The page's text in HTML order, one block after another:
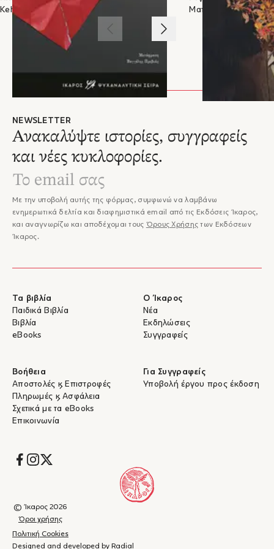
περιοδικού Διαβάζω για τη συλλογή του Χαιρετισμοί.
Keh-Ming Lin
Ματίνα Αποστόλου
NEWSLETTER
Ανακαλύψτε ιστορίες, συγγραφείς
και νέες κυκλοφορίες.
Με την υποβολή αυτής της φόρμας, συμφωνώ να λαμβάνω
ενημερωτικά δελτία και διαφημιστικά email από τις Εκδόσεις Ίκαρος,
και αναγνωρίζω και αποδέχομαι τους Όρους Χρήσης των Εκδόσεων
Ίκαρος.
Τα βιβλία
Παιδικά Βιβλία
Βιβλία
eBooks
Ο Ίκαρος
Νέα
Εκδηλώσεις
Συγγραφείς
Βοήθεια
Αποστολές & Επιστροφές
Πληρωμές & Ασφάλεια
Σχετικά με τα eBooks
Επικοινωνία
Για Συγγραφείς
Υποβολή έργου προς έκδοση
Socials
© Ίκαρος 2026
Όροι χρήσης
Πολιτική Cookies
Designed and developed by Radial